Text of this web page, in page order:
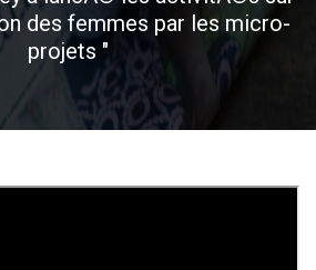
des femmes par les micro-
projets "